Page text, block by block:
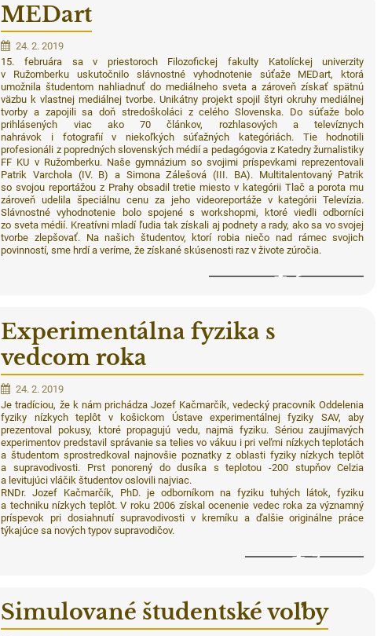
MEDart
24. 2. 2019
15. februára sa v priestoroch Filozofickej fakulty Katolíckej univerzity
v Ružomberku uskutočnilo slávnostné vyhodnotenie súťaže MEDart, ktorá
umožnila študentom nahliadnuť do mediálneho sveta a zároveň získať spätnú
väzbu k vlastnej mediálnej tvorbe. Unikátny projekt spojil štyri okruhy mediálnej
tvorby a zapojili sa doň stredoškoláci z celého Slovenska. Do súťaže bolo
prihlásených viac ako 70 článkov, rozhlasových a televíznych
nahrávok i fotografií v niekoľkých súťažných kategóriách. Tie hodnotili
profesionáli z popredných slovenských médií a pedagógovia z Katedry žurnalistiky
FF KU v Ružomberku. Naše gymnázium so svojimi príspevkami reprezentovali
Patrik Varchola (IV. B) a Simona Zálešová (III. BA). Multitalentovaný Patrik
so svojou reportážou z Prahy obsadil tretie miesto v kategórii Tlač a porota mu
zároveň udelila špeciálnu cenu za jeho videoreportáže v kategórii Televízia.
Slávnostné vyhodnotenie bolo spojené s workshopmi, ktoré viedli odborníci
zo sveta médií. Kreatívni mladí ľudia tak získali aj podnety a rady, ako sa vo svojej
tvorbe zlepšovať. Na našich študentov, ktorí robia niečo nad rámec svojich
povinností, sme hrdí a veríme, že získané skúsenosti raz v živote zúročia.
6
Experimentálna fyzika s
vedcom roka
24. 2. 2019
Je tradíciou, že k nám prichádza Jozef Kačmarčík, vedecký pracovník Oddelenia
fyziky nízkych teplôt v košickom Ústave experimentálnej fyziky SAV, aby
prezentoval pokusy, ktoré propagujú vedu, najmä fyziku. Sériou zaujímavých
experimentov predstavil správanie sa telies vo vákuu i pri veľmi nízkych teplotách
a študentom sprostredkoval najnovšie poznatky z oblasti fyziky nízkych teplôt
a supravodivosti. Prst ponorený do dusíka s teplotou -200 stupňov Celzia
a levitujúci vláčik študentov oslovili najviac.
RNDr. Jozef Kačmarčík, PhD. je odborníkom na fyziku tuhých látok, fyziku
a techniku nízkych teplôt. V roku 2006 získal ocenenie vedec roka za významný
príspevok pri dosiahnutí supravodivosti v kremíku a ďalšie originálne práce
týkajúce sa nových typov supravodičov.
7
Simulované študentské voľby